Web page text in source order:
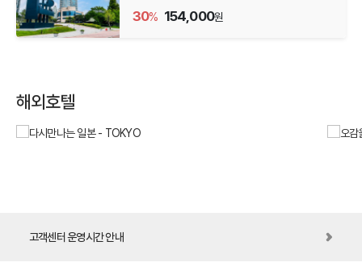
30% 154,000원
해외호텔
오
고객센터 운영시간 안내